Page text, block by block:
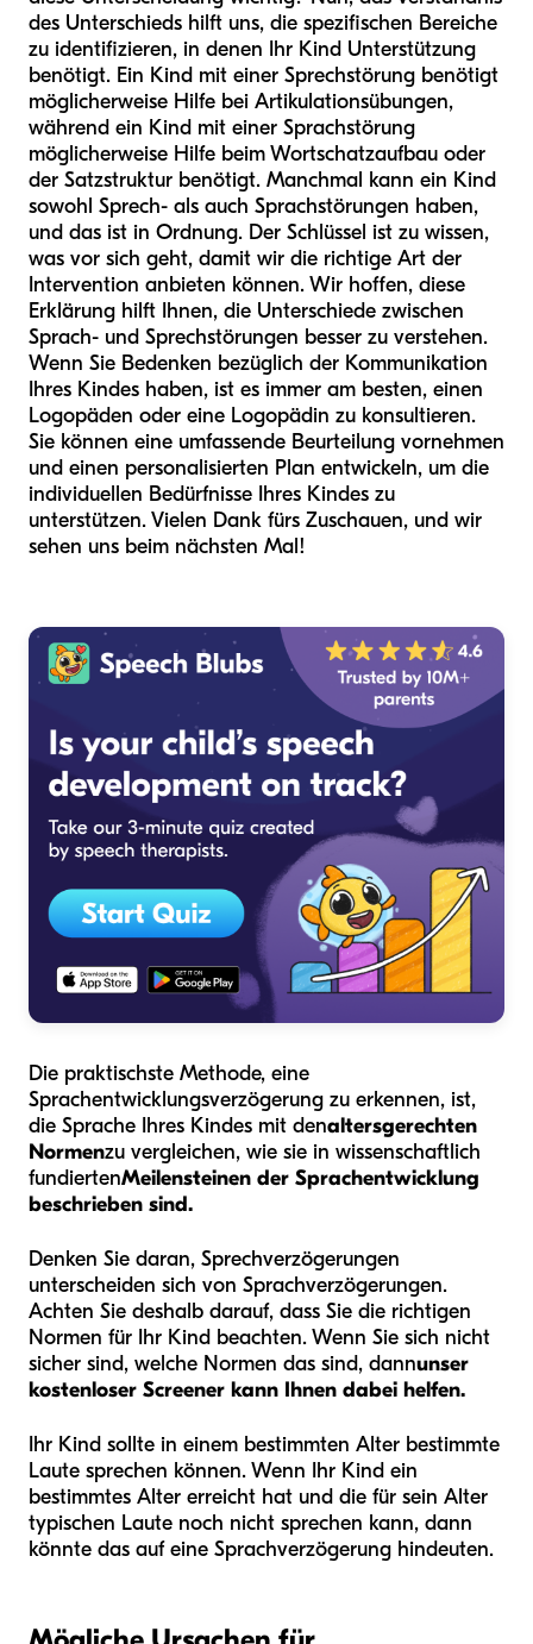
des Unterschieds hilft uns, die spezifischen Bereiche
zu identifizieren, in denen Ihr Kind Unterstützung
benötigt. Ein Kind mit einer Sprechstörung benötigt
möglicherweise Hilfe bei Artikulationsübungen,
während ein Kind mit einer Sprachstörung
möglicherweise Hilfe beim Wortschatzaufbau oder
der Satzstruktur benötigt. Manchmal kann ein Kind
sowohl Sprech- als auch Sprachstörungen haben,
und das ist in Ordnung. Der Schlüssel ist zu wissen,
was vor sich geht, damit wir die richtige Art der
Intervention anbieten können. Wir hoffen, diese
Erklärung hilft Ihnen, die Unterschiede zwischen
Sprach- und Sprechstörungen besser zu verstehen.
Wenn Sie Bedenken bezüglich der Kommunikation
Ihres Kindes haben, ist es immer am besten, einen
Logopäden oder eine Logopädin zu konsultieren.
Sie können eine umfassende Beurteilung vornehmen
und einen personalisierten Plan entwickeln, um die
individuellen Bedürfnisse Ihres Kindes zu
unterstützen. Vielen Dank fürs Zuschauen, und wir
sehen uns beim nächsten Mal!
Die praktischste Methode, eine
Sprachentwicklungsverzögerung zu erkennen, ist,
die Sprache Ihres Kindes mit denaltersgerechten
Normenzu vergleichen, wie sie in wissenschaftlich
fundiertenMeilensteinen der Sprachentwicklung
beschrieben sind.
Denken Sie daran, Sprechverzögerungen
unterscheiden sich von Sprachverzögerungen.
Achten Sie deshalb darauf, dass Sie die richtigen
Normen für Ihr Kind beachten. Wenn Sie sich nicht
sicher sind, welche Normen das sind, dannunser
kostenloser Screener kann Ihnen dabei helfen.
Ihr Kind sollte in einem bestimmten Alter bestimmte
Laute sprechen können. Wenn Ihr Kind ein
bestimmtes Alter erreicht hat und die für sein Alter
typischen Laute noch nicht sprechen kann, dann
könnte das auf eine Sprachverzögerung hindeuten.